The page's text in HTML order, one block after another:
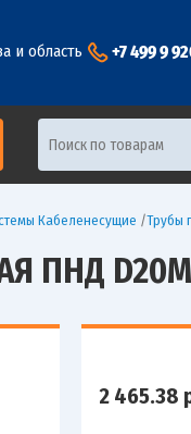
и область +7 499 9
Кабеленесущие /Трубы
ПНД
2 465.38